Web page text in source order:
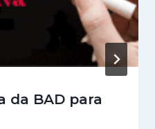
da BAD para